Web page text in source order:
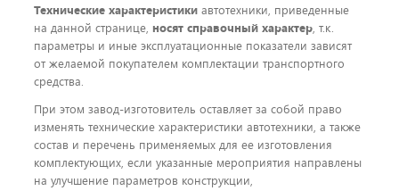
Технические характеристики автотехники, приведенные
на данной странице, носят справочный характер, т.к.
параметры и иные эксплуатационные показатели зависят
от желаемой покупателем комплектации транспортного
средства.
При этом завод-изготовитель оставляет за собой право
изменять технические характеристики автотехники, а также
состав и перечень применяемых для ее изготовления
комплектующих, если указанные мероприятия направлены
на улучшение параметров конструкции,